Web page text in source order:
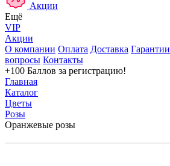
Акции
Ещё
VIP
Акции
О компании Оплата Доставка Гарантии
вопросы Контакты
+100 Баллов за регистрацию!
Главная
Каталог
Цветы
Розы
Оранжевые розы